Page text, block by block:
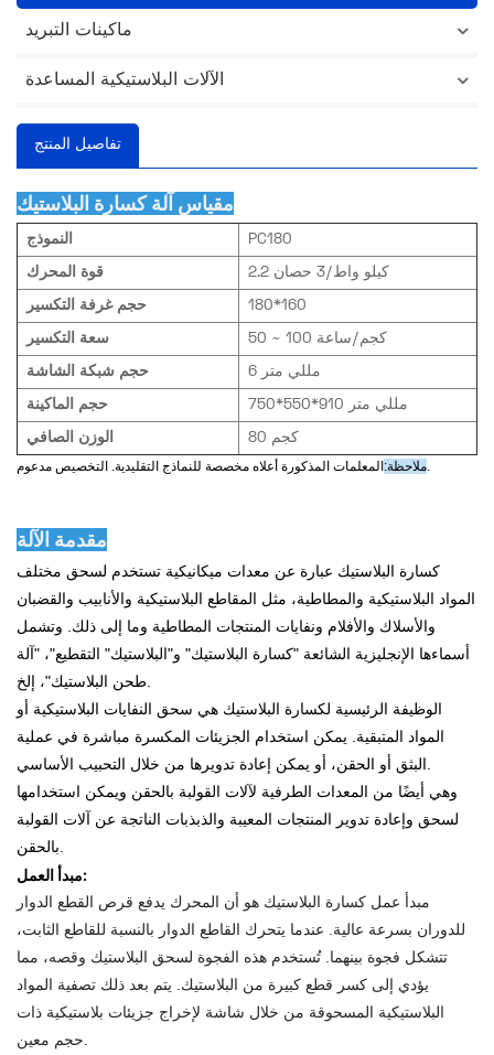
ماكينات التبريد
الآلات البلاستيكية المساعدة
تفاصيل المنتج
مقياس آلة كسارة البلاستيك
النموذج PC180
قوة المحرك 2.2 كيلو واط/3 حصان
حجم غرفة التكسير 180*160
سعة التكسير 50 ~ 100 كجم/ساعة
حجم شبكة الشاشة 6 مللي متر
حجم الماكينة 750*550*910 مللي متر
الوزن الصافي 80 كجم
ملاحظة:المعلمات المذكورة أعلاه مخصصة للنماذج التقليدية. التخصيص مدعوم.
مقدمة الآلة
كسارة البلاستيك عبارة عن معدات ميكانيكية تستخدم لسحق مختلف
المواد البلاستيكية والمطاطية، مثل المقاطع البلاستيكية والأنابيب والقضبان
والأسلاك والأفلام ونفايات المنتجات المطاطية وما إلى ذلك. وتشمل
أسماءها الإنجليزية الشائعة "كسارة البلاستيك" و"البلاستيك" التقطيع"، "آلة
الوظيفة الرئيسية لكسارة البلاستيك هي سحق النفايات البلاستيكية أو
المواد المتبقية. يمكن استخدام الجزيئات المكسرة مباشرة في عملية
وهي أيضًا من المعدات الطرفية لآلات القولبة بالحقن ويمكن استخدامها
لسحق وإعادة تدوير المنتجات المعيبة والذبذبات الناتجة عن آلات القولبة
مبدأ العمل:
مبدأ عمل كسارة البلاستيك هو أن المحرك يدفع قرص القطع الدوار
للدوران بسرعة عالية. عندما يتحرك القاطع الدوار بالنسبة للقاطع الثابت،
تتشكل فجوة بينهما. تُستخدم هذه الفجوة لسحق البلاستيك وقصه، مما
يؤدي إلى كسر قطع كبيرة من البلاستيك. يتم بعد ذلك تصفية المواد
البلاستيكية المسحوقة من خلال شاشة لإخراج جزيئات بلاستيكية ذات